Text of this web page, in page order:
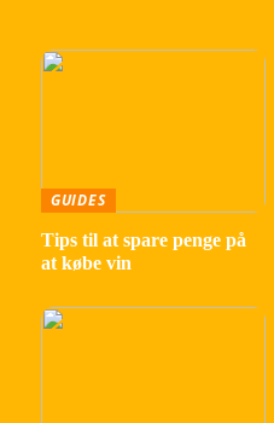
GUIDES
Tips til at spare penge på
at købe vin